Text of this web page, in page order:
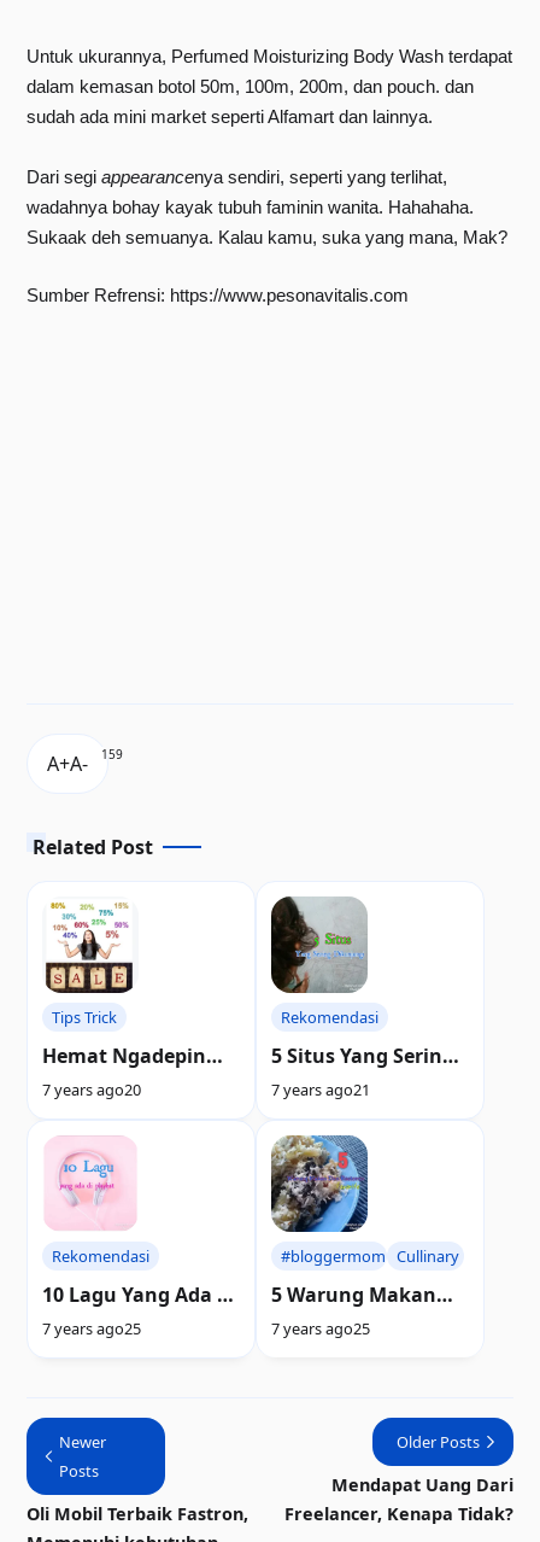
Untuk ukurannya, Perfumed Moisturizing Body Wash terdapat
dalam kemasan botol 50m, 100m, 200m, dan pouch. dan
sudah ada mini market seperti Alfamart dan lainnya.
Dari segi appearancenya sendiri, seperti yang terlihat,
wadahnya bohay kayak tubuh faminin wanita. Hahahaha.
Sukaak deh semuanya. Kalau kamu, suka yang mana, Mak?
Sumber Refrensi: https://www.pesonavitalis.com
159
Related Post
Tips Trick
Hemat Ngadepin
Promo Online
7 years ago20
Rekomendasi
5 Situs Yang Sering
Dikunjungi
7 years ago21
Rekomendasi
10 Lagu Yang Ada di
Playlist
7 years ago25
#bloggermom Cullinary
5 Warung Makan
Dan Restoran
7 years ago25
Newer
Posts
Oli Mobil Terbaik Fastron,
Older Posts
Mendapat Uang Dari
Freelancer, Kenapa Tidak?